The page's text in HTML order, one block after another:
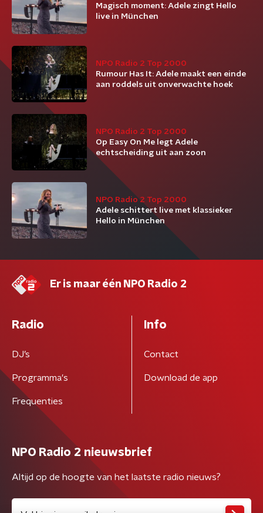
Magisch moment: Adele zingt Hello
live in München
NPO Radio 2 Top 2000
Rumour Has It: Adele maakt een einde
aan roddels uit onverwachte hoek
NPO Radio 2 Top 2000
Op Easy On Me legt Adele
echtscheiding uit aan zoon
NPO Radio 2 Top 2000
Adele schittert live met klassieker
Hello in München
Er is maar één NPO Radio 2
Radio
DJ’s
Programma's
Frequenties
Info
Contact
Download de app
NPO Radio 2 nieuwsbrief
Altijd op de hoogte van het laatste radio nieuws?